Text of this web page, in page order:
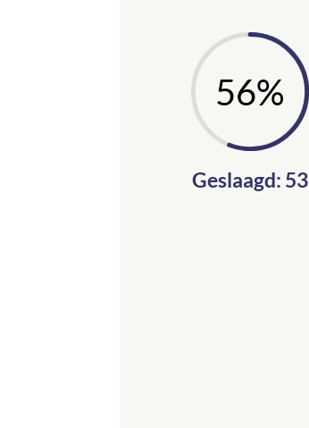
56%
Geslaagd: 53